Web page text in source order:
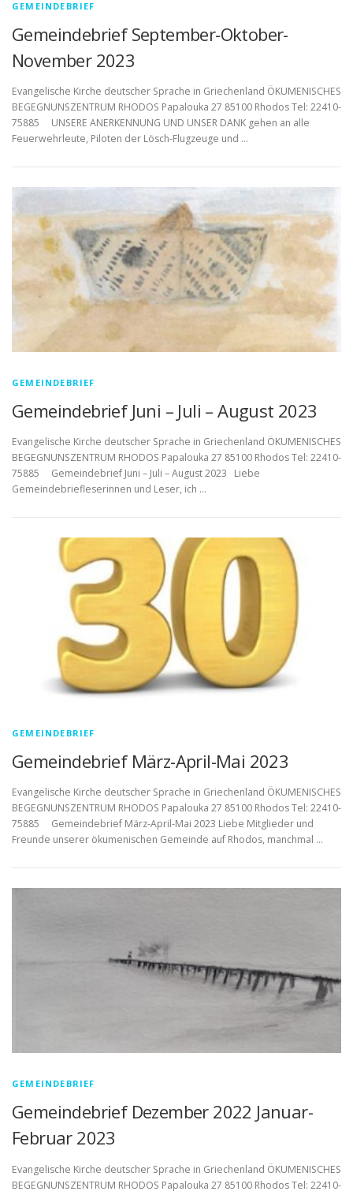
GEMEINDEBRIEF
Gemeindebrief September-Oktober-
November 2023
Evangelische Kirche deutscher Sprache in Griechenland ÖKUMENISCHES
BEGEGNUNSZENTRUM RHODOS Papalouka 27 85100 Rhodos Tel: 22410-
75885 UNSERE ANERKENNUNG UND UNSER DANK gehen an alle
Feuerwehrleute, Piloten der Lösch-Flugzeuge und …
GEMEINDEBRIEF
Gemeindebrief Juni – Juli – August 2023
Evangelische Kirche deutscher Sprache in Griechenland ÖKUMENISCHES
BEGEGNUNSZENTRUM RHODOS Papalouka 27 85100 Rhodos Tel: 22410-
75885 Gemeindebrief Juni – Juli – August 2023 Liebe
Gemeindebriefleserinnen und Leser, ich …
GEMEINDEBRIEF
Gemeindebrief März-April-Mai 2023
Evangelische Kirche deutscher Sprache in Griechenland ÖKUMENISCHES
BEGEGNUNSZENTRUM RHODOS Papalouka 27 85100 Rhodos Tel: 22410-
75885 Gemeindebrief März-April-Mai 2023 Liebe Mitglieder und
Freunde unserer ökumenischen Gemeinde auf Rhodos, manchmal …
GEMEINDEBRIEF
Gemeindebrief Dezember 2022 Januar-
Februar 2023
Evangelische Kirche deutscher Sprache in Griechenland ÖKUMENISCHES
BEGEGNUNSZENTRUM RHODOS Papalouka 27 85100 Rhodos Tel: 22410-